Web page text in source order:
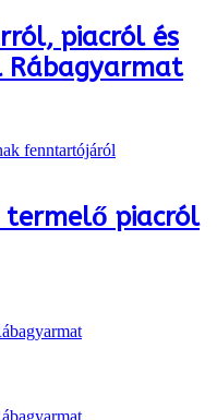
piacról és
fenntartójáról
piacról